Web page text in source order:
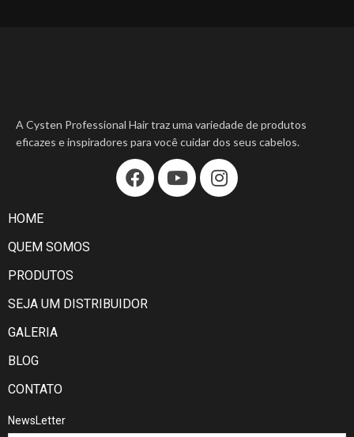
A Cysten Professional Hair traz uma variedade de produtos
eficazes e inspiradores para você cuidar dos seus cabelos.
HOME
QUEM SOMOS
PRODUTOS
SEJA UM DISTRIBUIDOR
GALERIA
BLOG
CONTATO
NewsLetter